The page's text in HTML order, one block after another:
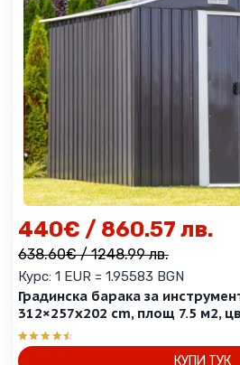
Градинска барака за
312×257х202 cm, площ 7.5 м2,
Оценено
638.60€/ 1248.99 лв.
440€ / 860.57 лв.
Курс: 1 EUR = 1.95583 BGN
КУПИ ТУК